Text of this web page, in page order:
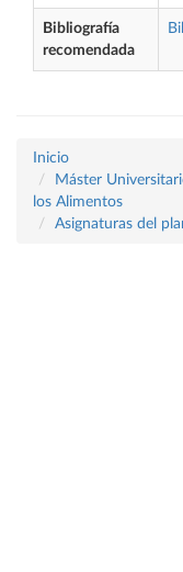
Bibliografía
recomendada
Inicio
Máster
los Alimentos
Asignaturas del